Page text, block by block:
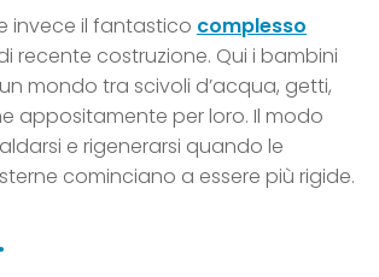
invece il fantastico complesso
recente costruzione. Qui i bambini
mondo tra scivoli d’acqua, getti,
appositamente per loro. Il modo
e rigenerarsi quando le
cominciano a essere più rigide.